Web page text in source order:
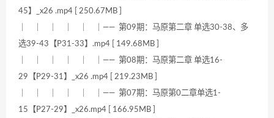
45】_x26 .mp4 [ 250.67MB ]
｜ ｜ ｜ ｜ ｜ ｜—— 第09期：马原第二章 单选30-38、多
选39-43【P31-33】.mp4 [ 149.68MB ]
｜ ｜ ｜ ｜ ｜ ｜—— 第08期：马原第二章 单选16-
29【P29-31】_x26 .mp4 [ 219.23MB ]
｜ ｜ ｜ ｜ ｜ ｜—— 第07期：马原第0二章单选1-
15【P27-29】_x26.mp4 [ 166.95MB ]